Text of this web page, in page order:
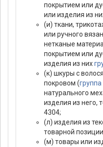
покрытием или
или изделия из
(и) ткани,
или ручного
нетканые
покрытием или
изделия из них
(к) шкуры с
покровом (группа
натурального
изделия из него,
4304;
(л) изделия из
товарной
(м) товары или